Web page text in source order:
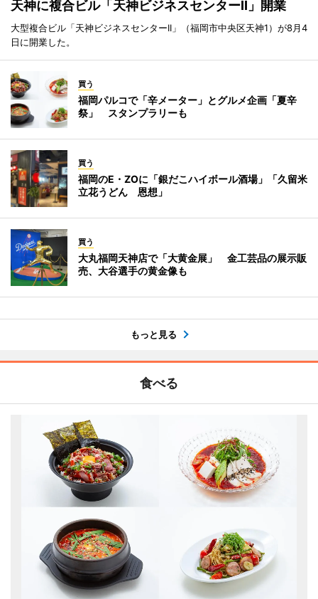
天神に複合ビル「天神ビジネスセンターII」開業
大型複合ビル「天神ビジネスセンターII」（福岡市中央区天神1）が8月4
日に開業した。
買う
福岡パルコで「辛メーター」とグルメ企画「夏辛
祭」 スタンプラリーも
買う
福岡のE・ZOに「銀だこハイボール酒場」「久留米
立花うどん 恩想」
買う
大丸福岡天神店で「大黄金展」 金工芸品の展示販
売、大谷選手の黄金像も
もっと見る
食べる